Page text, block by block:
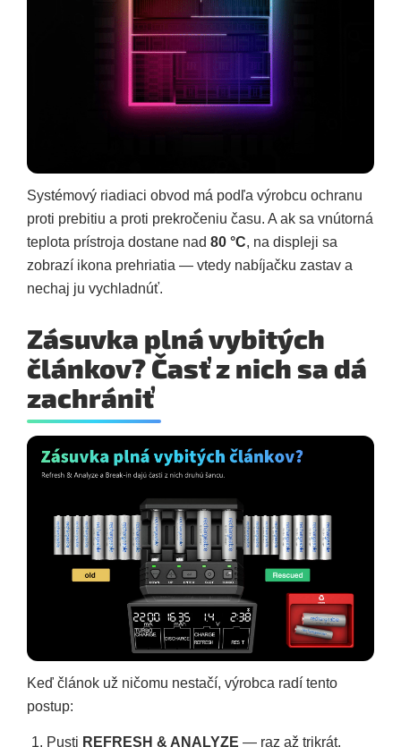
Systémový riadiaci obvod má podľa výrobcu ochranu
proti prebitiu a proti prekročeniu času. A ak sa vnútorná
teplota prístroja dostane nad 80 °C, na displeji sa
zobrazí ikona prehriatia — vtedy nabíjačku zastav a
nechaj ju vychladnúť.
Zásuvka plná vybitých
článkov? Časť z nich sa dá
zachrániť
Keď článok už ničomu nestačí, výrobca radí tento
postup:
Pusti REFRESH & ANALYZE — raz až trikrát.